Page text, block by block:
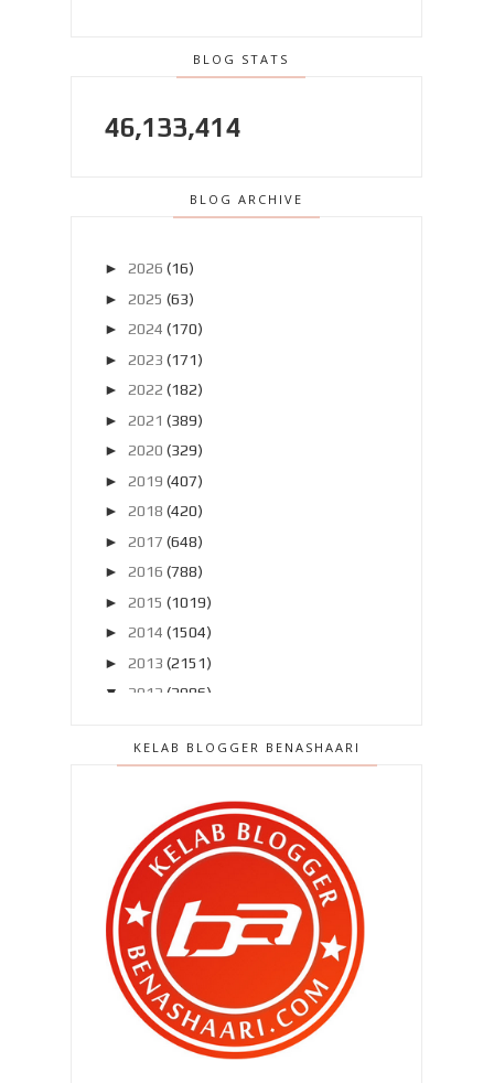
BLOG STATS
46,133,414
BLOG ARCHIVE
► 2026 (16)
► 2025 (63)
► 2024 (170)
► 2023 (171)
► 2022 (182)
► 2021 (389)
► 2020 (329)
► 2019 (407)
► 2018 (420)
► 2017 (648)
► 2016 (788)
► 2015 (1019)
► 2014 (1504)
► 2013 (2151)
▼
2012 (2986)
►November 2012 (211)
September 2012(260)
►Ogos 2012(210)
►
Julai 2012
▼
Jun 2012
(220)
“ Kenapa diorang tak pilih blog aku ?
“
Bila Qhaliff geram !
Ditegur rakan blogger yang tak
KELAB BLOGGER BENASHAARI